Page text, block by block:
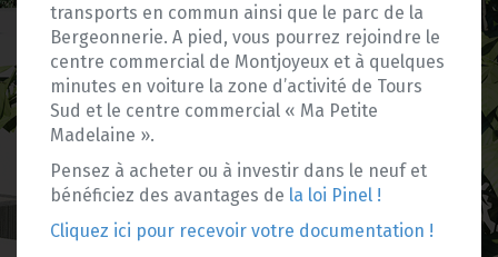
transports en commun ainsi que le parc de la
Bergeonnerie. A pied, vous pourrez rejoindre le
centre commercial de Montjoyeux et à quelques
minutes en voiture la zone d’activité de Tours
Sud et le centre commercial « Ma Petite
Madelaine ».
Pensez à acheter ou à investir dans le neuf et
bénéficiez des avantages de la loi Pinel !
Cliquez ici pour recevoir votre documentation !